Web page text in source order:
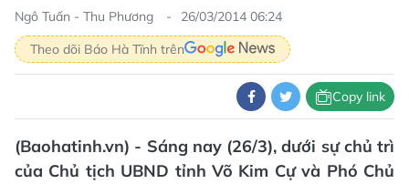
Ngô Tuấn - Thu Phương
26/03/2014 06:24
Theo dõi Báo Hà Tĩnh trên
Copy link
(Baohatinh.vn) - Sáng nay (26/3), dưới sự chủ trì
của Chủ tịch UBND tỉnh Võ Kim Cự và Phó Chủ